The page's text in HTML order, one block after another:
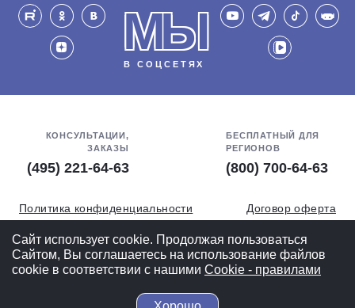
МЫ
В СОЦСЕТЯХ
КОНСУЛЬТАЦИИ,
ЗАКАЗЫ
(495) 221-64-63
БЕСПЛАТНЫЙ ДЛЯ
РЕГИОНОВ
(800) 700-64-63
Политика конфиденциальности
Договор оферта
Обработка персональных данных
СОУТ
Полная версия
Сайт использует cookie. Продолжая пользоваться
Сайтом, Вы соглашаетесь на использование файлов
cookie в соответствии с нашими Cookiе - правилами